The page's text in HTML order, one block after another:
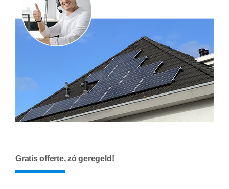
Gratis offerte, zó geregeld!